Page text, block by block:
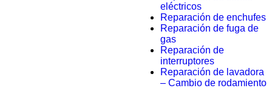
eléctricos
Reparación de enchufes
Reparación de fuga de
gas
Reparación de
interruptores
Reparación de lavadora
– Cambio de rodamiento